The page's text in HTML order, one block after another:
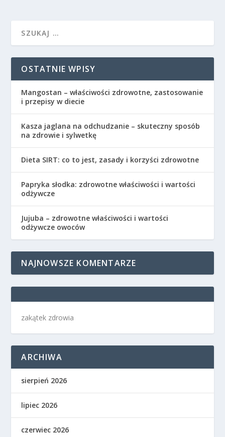
OSTATNIE WPISY
Mangostan – właściwości zdrowotne, zastosowanie
i przepisy w diecie
Kasza jaglana na odchudzanie – skuteczny sposób
na zdrowie i sylwetkę
Dieta SIRT: co to jest, zasady i korzyści zdrowotne
Papryka słodka: zdrowotne właściwości i wartości
odżywcze
Jujuba – zdrowotne właściwości i wartości
odżywcze owoców
NAJNOWSZE KOMENTARZE
zakątek zdrowia
ARCHIWA
sierpień 2026
lipiec 2026
czerwiec 2026